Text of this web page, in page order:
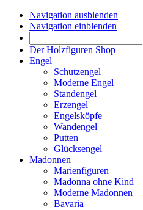
Navigation ausblenden
Navigation einblenden
Der Holzfiguren Shop
Engel
Schutzengel
Moderne Engel
Standengel
Erzengel
Engelsköpfe
Wandengel
Putten
Glücksengel
Madonnen
Marienfiguren
Madonna ohne Kind
Moderne Madonnen
Bavaria